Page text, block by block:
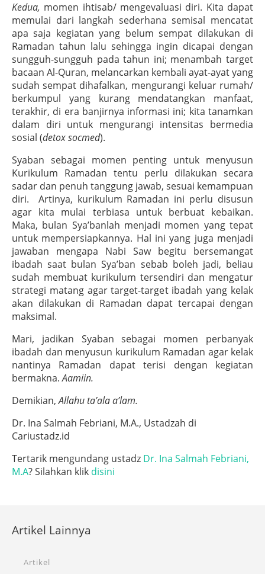
Kedua, momen ihtisab/ mengevaluasi diri. Kita dapat
memulai dari langkah sederhana semisal mencatat
apa saja kegiatan yang belum sempat dilakukan di
Ramadan tahun lalu sehingga ingin dicapai dengan
sungguh-sungguh pada tahun ini; menambah target
bacaan Al-Quran, melancarkan kembali ayat-ayat yang
sudah sempat dihafalkan, mengurangi keluar rumah/
berkumpul yang kurang mendatangkan manfaat,
terakhir, di era banjirnya informasi ini; kita tanamkan
dalam diri untuk mengurangi intensitas bermedia
sosial (detox socmed).
Syaban sebagai momen penting untuk menyusun
Kurikulum Ramadan tentu perlu dilakukan secara
sadar dan penuh tanggung jawab, sesuai kemampuan
diri. Artinya, kurikulum Ramadan ini perlu disusun
agar kita mulai terbiasa untuk berbuat kebaikan.
Maka, bulan Sya’banlah menjadi momen yang tepat
untuk mempersiapkannya. Hal ini yang juga menjadi
jawaban mengapa Nabi Saw begitu bersemangat
ibadah saat bulan Sya’ban sebab boleh jadi, beliau
sudah membuat kurikulum tersendiri dan mengatur
strategi matang agar target-target ibadah yang kelak
akan dilakukan di Ramadan dapat tercapai dengan
maksimal.
Mari, jadikan Syaban sebagai momen perbanyak
ibadah dan menyusun kurikulum Ramadan agar kelak
nantinya Ramadan dapat terisi dengan kegiatan
bermakna.Aamiin.
Demikian,Allahu ta’ala a’lam.
Dr. Ina Salmah Febriani, M.A., Ustadzah di
Cariustadz.id
Tertarik mengundang ustadz Dr. Ina Salmah Febriani,
M.A? Silahkan klik disini
Artikel Lainnya
Artikel